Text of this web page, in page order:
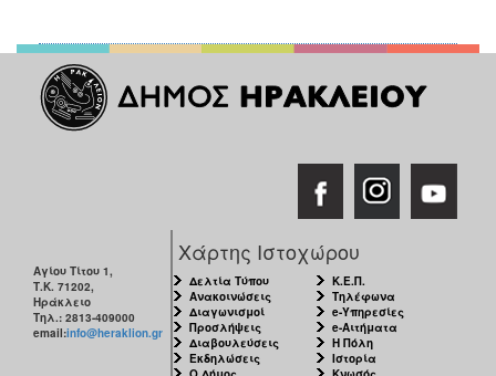
Αγίου Τίτου 1,
Τ.Κ. 71202,
Ηράκλειο
Τηλ.: 2813-409000
email:info@heraklion.gr
Χάρτης Ιστοχώρου
Δελτία Τύπου
Ανακοινώσεις
Διαγωνισμοί
Προσλήψεις
Διαβουλεύσεις
Εκδηλώσεις
Κ.Ε.Π.
Τηλέφωνα
e-Υπηρεσίες
e-Αιτήματα
Η Πόλη
Ιστορία